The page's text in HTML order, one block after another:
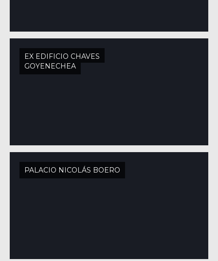
EX EDIFICIO CHAVES
GOYENECHEA
PALACIO NICOLÁS BOERO